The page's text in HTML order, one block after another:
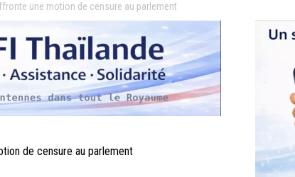
Thaïlande
une motion de censure au parlement
de censure au parlement